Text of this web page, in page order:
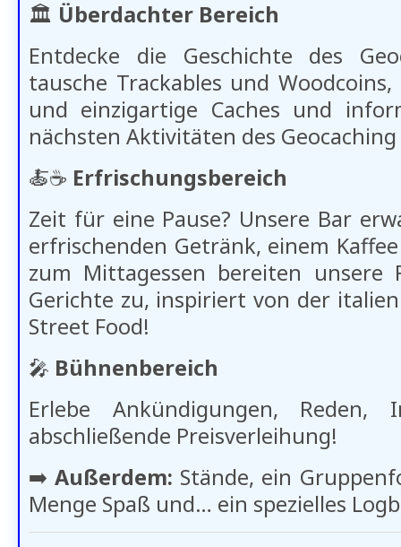
🏛️ Überdachter Bereich
Entdecke die Geschichte des
tausche Trackables und
und einzigartige Caches und
nächsten Aktivitäten des
🍝​​☕​​ Erfrischungsbereich
Zeit für eine Pause? Unsere Bar
erfrischenden Getränk, einem
zum Mittagessen bereiten unsere
Gerichte zu, inspiriert von der
Street Food!
🎤 Bühnenbereich
Erlebe Ankündigungen, Reden,
abschließende Preisverleihung!
➡️Außerdem: Stände, ein
Menge Spaß und… ein spezielles